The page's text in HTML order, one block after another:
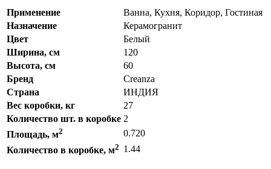
Применение
Ванна, Кухня, Коридор, Гостиная
Назначение
Керамогранит
Цвет
Белый
Ширина, см
120
Высота, см
60
Бренд
Creanza
Страна
ИНДИЯ
Вес коробки, кг
27
Количество шт. в коробке 2
Площадь, м2
0.720
Количество в коробке, м2 1.44